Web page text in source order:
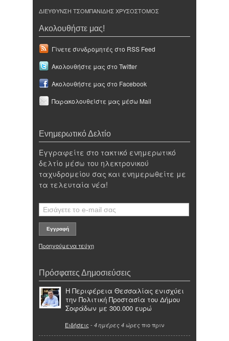
ΔΙΕΥΘΥΝΣΗ ΤΣΟΜΠΑΝΙΔΗΣ ΧΡΥΣΟΣΤΟΜΟΣ
Ακολουθήστε μας!
Γίνετε συνδρομητές στο RSS Feed
Ακολουθήστε μας στο Twitter
Ακολουθήστε μας στο Facebook
Παρακολουθείστε μας μέσω Mail
Ενημερωτικό Δελτίο
Εγγραφείτε στο τακτικό ενημερωτικό
δελτίο μέσω του ηλεκτρονικού
ταχυδρομείου σας και ενημερωθείτε με
τα τελευταία νέα!
Προηγούμενα τεύχη
Πρόσφατες Δημοσιεύσεις
Η Περιφέρεια Θεσσαλίας ενισχύει
την Πολιτική Προστασία του Δήμου
Σοφάδων με 300.000 ευρώ
Ειδήσεις - 4 ημέρες 4 ώρες πιο πριν